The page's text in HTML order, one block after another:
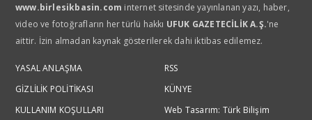
www.birlesikbasin.com internet sitesinde yayınlanan yazı, haber,
video ve fotoğrafların her türlü hakkı UFUK GAZETECİLİK A.Ş.'ne
aittir. İzin almadan kaynak gösterilerek dahi iktibas edilemez.
YASAL ANLAŞMA
GİZLİLİK POLİTİKASI
KULLANIM KOŞULLARI
RSS
KÜNYE
Web Tasarım: Türk Bilişim